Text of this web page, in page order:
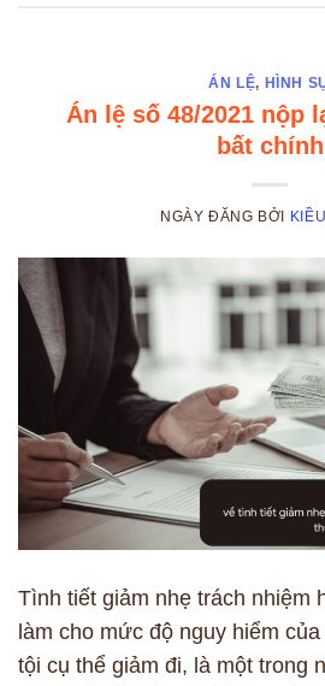
ÁN LỆ, HÌNH
Án lệ số 48/2021 nộp
bất chính
NGÀY ĐĂNG BỞI
Tình tiết giảm nhẹ trách nhiệm
làm cho mức độ nguy hiểm
tội cụ thể giảm đi, là một trong